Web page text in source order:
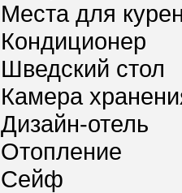
Места для
Кондиционер
Шведский стол
Камера
Дизайн-отель
Отопление
Сейф